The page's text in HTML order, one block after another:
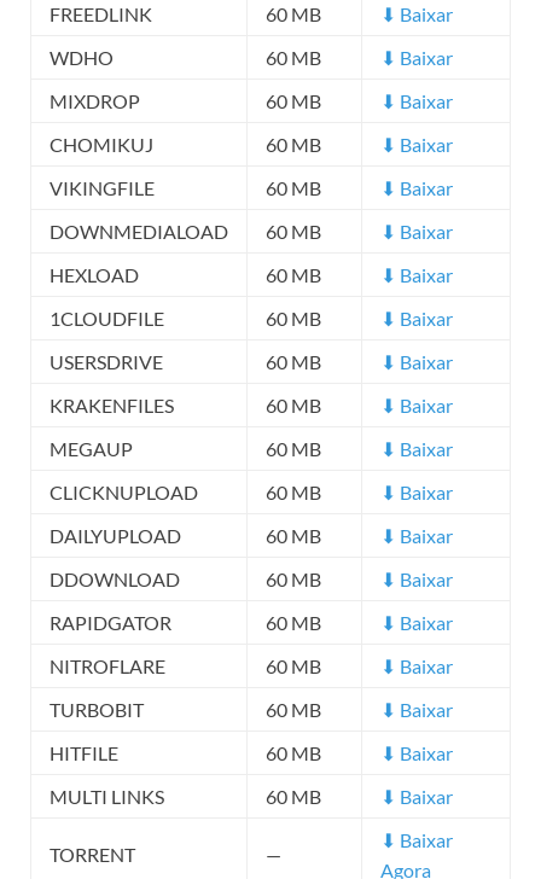
FREEDLINK
60 MB
⬇ Baixar
WDHO
60 MB
⬇ Baixar
MIXDROP
60 MB
⬇ Baixar
CHOMIKUJ
60 MB
⬇ Baixar
VIKINGFILE
60 MB
⬇ Baixar
DOWNMEDIALOAD
60 MB
⬇ Baixar
HEXLOAD
60 MB
⬇ Baixar
1CLOUDFILE
60 MB
⬇ Baixar
USERSDRIVE
60 MB
⬇ Baixar
KRAKENFILES
60 MB
⬇ Baixar
MEGAUP
60 MB
⬇ Baixar
CLICKNUPLOAD
60 MB
⬇ Baixar
DAILYUPLOAD
60 MB
⬇ Baixar
DDOWNLOAD
60 MB
⬇ Baixar
RAPIDGATOR
60 MB
⬇ Baixar
NITROFLARE
60 MB
⬇ Baixar
TURBOBIT
60 MB
⬇ Baixar
HITFILE
60 MB
⬇ Baixar
MULTI LINKS
60 MB ⬇ Baixar
TORRENT —
⬇ Baixar
Agora